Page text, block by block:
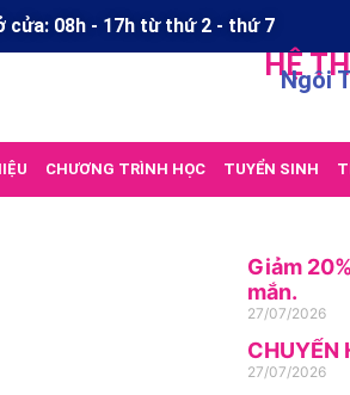
cửa: 08h - 17h từ thứ 2 - thứ 7
HỆ
Ngôi
CHƯƠNG TRÌNH HỌC TUYỂN SINH
Giảm
mắn.
27/07/2026
CHUYỂN
27/07/2026